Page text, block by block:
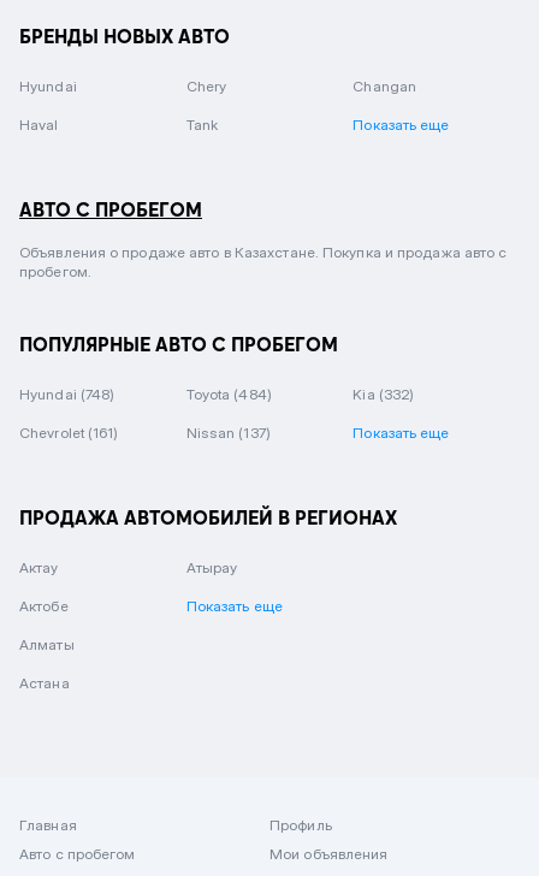
БРЕНДЫ НОВЫХ АВТО
Hyundai Chery Changan
Haval Tank Показать еще
АВТО С ПРОБЕГОМ
Объявления о продаже авто в Казахстане. Покупка и продажа авто с
пробегом.
ПОПУЛЯРНЫЕ АВТО С ПРОБЕГОМ
Hyundai (748) Toyota (484) Kia (332)
Chevrolet (161) Nissan (137) Показать еще
ПРОДАЖА АВТОМОБИЛЕЙ В РЕГИОНАХ
Актау
Актобе
Алматы
Астана
Атырау
Показать еще
Главная
Авто с пробегом
Профиль
Мои объявления